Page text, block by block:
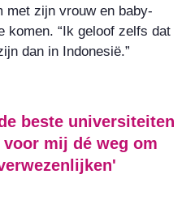
met zijn vrouw en baby-
komen. “ Ik geloof zelfs dat
dan in Indonesië.”
beste universiteiten
mij dé weg om